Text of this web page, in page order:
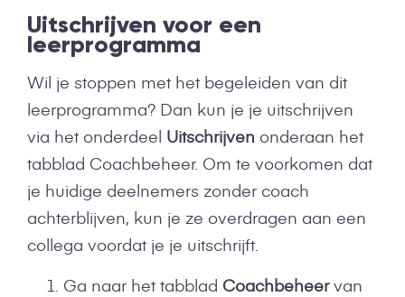
Uitschrijven voor een
leerprogramma
Wil je stoppen met het begeleiden van dit
leerprogramma? Dan kun je je uitschrijven
via het onderdeel Uitschrijven onderaan het
tabblad Coachbeheer. Om te voorkomen dat
je huidige deelnemers zonder coach
achterblijven, kun je ze overdragen aan een
collega voordat je je uitschrijft.
Ga naar het tabblad Coachbeheervan